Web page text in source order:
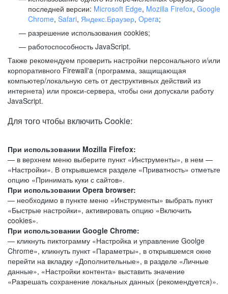
последней версии: Microsoft Edge, Mozilla Firefox, Google
Chrome, Safari, Яндекс.Браузер, Opera;
разрешение использования cookies;
работоспособность JavaScript.
Также рекомендуем проверить настройки персонального и/или
корпоративного Firewall'a (программа, защищающая
компьютер/локальную сеть от деструктивных действий из
интернета) или прокси-сервера, чтобы они допускали работу
JavaScript.
Для того чтобы включить Cookie:
При использовании Mozilla Firefox:
— в верхнем меню выберите пункт «Инструменты», в нем —
«Настройки». В открывшемся разделе «Приватность» отметьте
опцию «Принимать куки с сайтов».
При использовании Opera browser:
— необходимо в пункте меню «Инструменты» выбрать пункт
«Быстрые настройки», активировать опцию «Включить
cookies».
При использовании Google Chrome:
— кликнуть пиктограмму «Настройка и управление Goolge
Chrome», кликнуть пункт «Параметры», в открывшемся окне
перейти на вкладку «Дополнительные», в разделе «Личные
данные», «Настройки контента» выставить значение
«Разрешать сохранение локальных данных (рекомендуется)».